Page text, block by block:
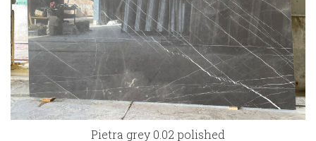
Pietra grey 0.02 polished